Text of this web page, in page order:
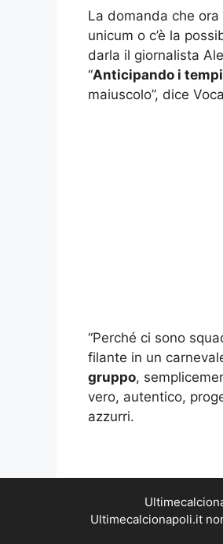
La domanda che ora
unicum o c’è la
darla il giornalista
“Anticipando i
maiuscolo”, dice
“Perché ci sono
filante in un
gruppo,
vero, autentico,
azzurri.
Ultimecalcionapoli.it